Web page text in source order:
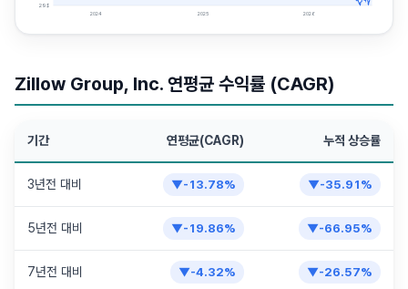
29$
2024 2025 2026
Zillow Group, Inc. 연평균 수익률 (CAGR)
기간 연평균(CAGR) 누적 상승률
3년전 대비 ▼-13.78% ▼-35.91 %
5년전 대비 ▼-19.86% ▼-66.95%
7년전 대비 ▼-4.32% ▼-26.57%